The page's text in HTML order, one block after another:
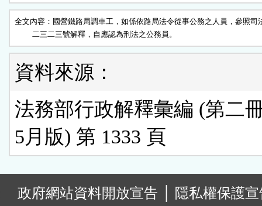
全文內容：國營鐵路局調車工，如係依路局法令從事公務之人員，參照司
          二三二三號解釋，自應認為刑法之公務員。
資料來源：
法務部行政解釋彙編 (第二
5月版) 第 1333 頁
政府網站資料開放宣告
隱私權保護